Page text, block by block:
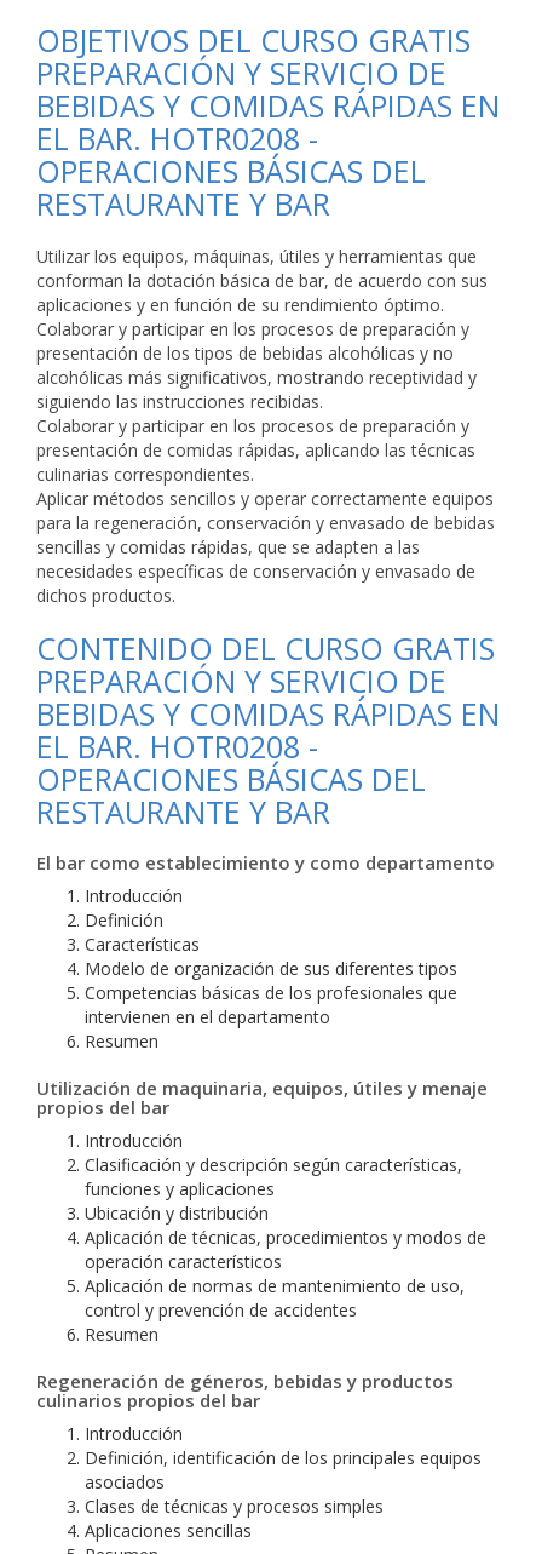
OBJETIVOS DEL CURSO GRATIS
PREPARACIÓN Y SERVICIO DE
BEBIDAS Y COMIDAS RÁPIDAS EN
EL BAR. HOTR0208 -
OPERACIONES BÁSICAS DEL
RESTAURANTE Y BAR
Utilizar los equipos, máquinas, útiles y herramientas que
conforman la dotación básica de bar, de acuerdo con sus
aplicaciones y en función de su rendimiento óptimo.
Colaborar y participar en los procesos de preparación y
presentación de los tipos de bebidas alcohólicas y no
alcohólicas más significativos, mostrando receptividad y
siguiendo las instrucciones recibidas.
Colaborar y participar en los procesos de preparación y
presentación de comidas rápidas, aplicando las técnicas
culinarias correspondientes.
Aplicar métodos sencillos y operar correctamente equipos
para la regeneración, conservación y envasado de bebidas
sencillas y comidas rápidas, que se adapten a las
necesidades específicas de conservación y envasado de
dichos productos.
CONTENIDO DEL CURSO GRATIS
PREPARACIÓN Y SERVICIO DE
BEBIDAS Y COMIDAS RÁPIDAS EN
EL BAR. HOTR0208 -
OPERACIONES BÁSICAS DEL
RESTAURANTE Y BAR
El bar como establecimiento y como departamento
Introducción
Definición
Características
Modelo de organización de sus diferentes tipos
Competencias básicas de los profesionales que
intervienen en el departamento
Resumen
Utilización de maquinaria, equipos, útiles y menaje
propios del bar
Introducción
Clasificación y descripción según características,
funciones y aplicaciones
Ubicación y distribución
Aplicación de técnicas, procedimientos y modos de
operación característicos
Aplicación de normas de mantenimiento de uso,
control y prevención de accidentes
Resumen
Regeneración de géneros, bebidas y productos
culinarios propios del bar
Introducción
Definición, identificación de los principales equipos
asociados
Clases de técnicas y procesos simples
Aplicaciones sencillas